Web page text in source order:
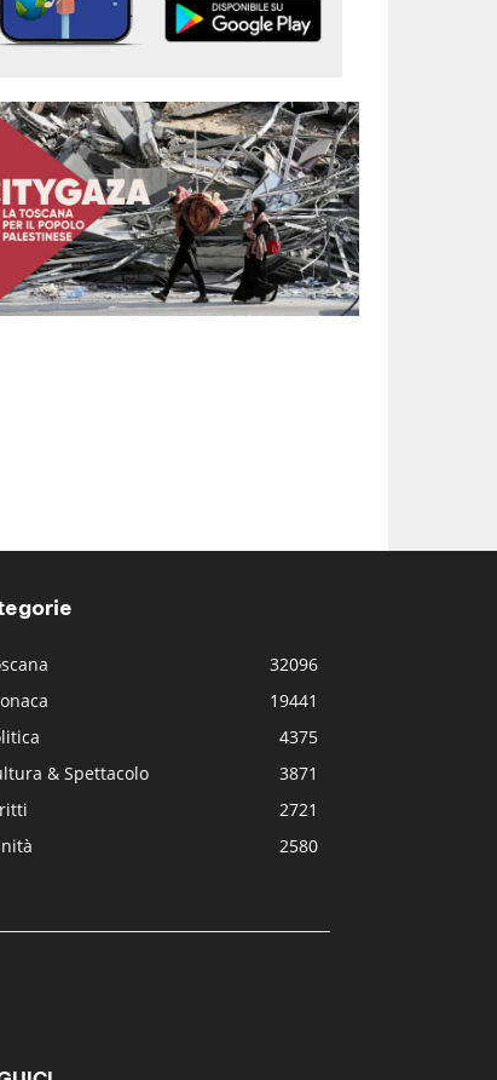
32096
19441
4375
& Spettacolo
3871
2721
2580